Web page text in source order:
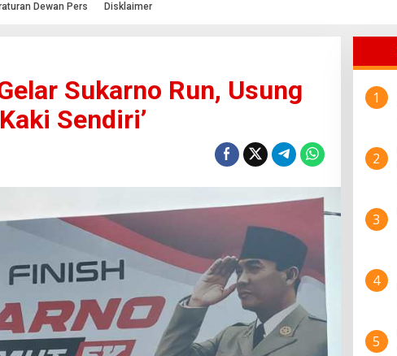
Dewan Pers Disklaimer
Sukarno Run, Usung
Sendiri’
1
2
3
4
5